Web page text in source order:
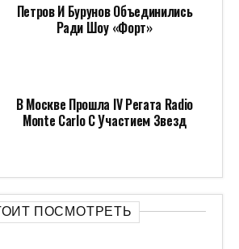
Петров И Бурунов Объединились
Ради Шоу «Форт»
В Москве Прошла IV Регата Radio
Monte Carlo С Участием Звезд
ПОСМОТРЕТЬ